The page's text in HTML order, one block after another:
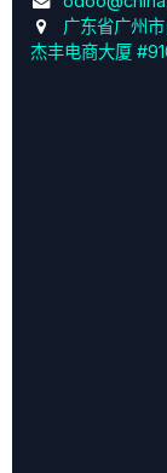
广东省广州
杰丰电商大厦